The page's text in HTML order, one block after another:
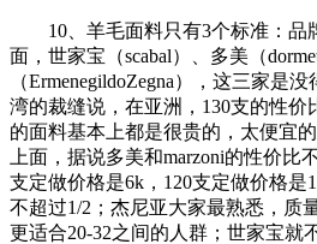
10、羊毛面料只有3个标准：品
面，世家宝（scabal）、多美（
（ErmenegildoZegna），这三家是
湾的裁缝说，在亚洲，130支的性价
的面料基本上都是很贵的，太便宜
上面，据说多美和marzoni的性价比
支定做价格是6k，120支定做价格是
不超过1/2；杰尼亚大家最熟悉，质
更适合20-32之间的人群；世家宝就